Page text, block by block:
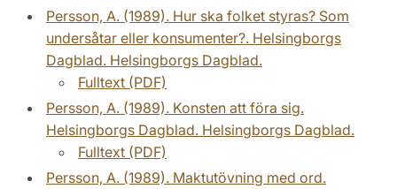
Persson, A. (1989). Hur ska folket styras? Som
undersåtar eller konsumenter?. Helsingborgs
Dagblad. Helsingborgs Dagblad.
Fulltext (PDF)
Persson, A. (1989). Konsten att föra sig.
Helsingborgs Dagblad. Helsingborgs Dagblad.
Fulltext (PDF)
Persson, A. (1989). Maktutövning med ord.